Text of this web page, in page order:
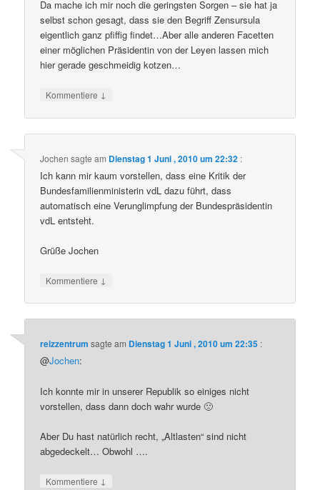
Da mache ich mir noch die geringsten Sorgen – sie hat ja
selbst schon gesagt, dass sie den Begriff Zensursula
eigentlich ganz pfiffig findet…Aber alle anderen Facetten
einer möglichen Präsidentin von der Leyen lassen mich
hier gerade geschmeidig kotzen…
Kommentiere ↓
Jochen sagte am Dienstag 1 Juni , 2010 um 22:32 :
Ich kann mir kaum vorstellen, dass eine Kritik der
Bundesfamilienministerin vdL dazu führt, dass
automatisch eine Verunglimpfung der Bundespräsidentin
vdL entsteht.
Grüße Jochen
Kommentiere ↓
reizzentrum sagte am Dienstag 1 Juni , 2010 um 22:35 :
@Jochen:
Ich konnte mir in unserer Republik so einiges nicht
vorstellen, dass dann doch wahr wurde 🙁
Aber Du hast natürlich recht, „Altlasten“ sind nicht
abgedeckelt… Obwohl ….
Kommentiere ↓